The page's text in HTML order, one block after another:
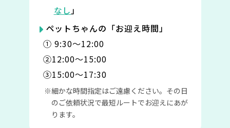
なし」
ペットちゃんの「お迎え時間」
① 9:30〜12:00
②12:00〜15:00
③15:00〜17:30
細かな時間指定はご遠慮ください。その日
のご依頼状況で最短ルートでお迎えにあが
ります。